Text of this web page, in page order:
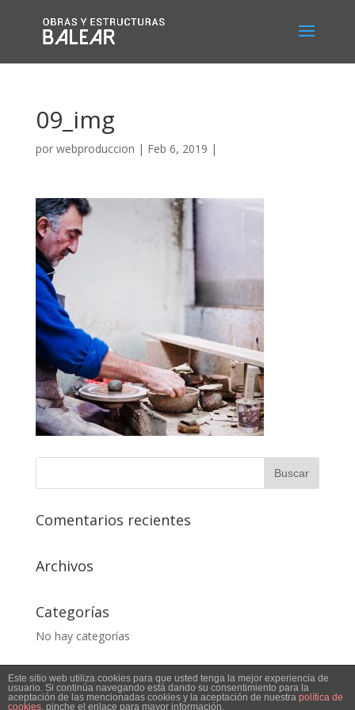
09_img
por webproduccion | Feb 6, 2019 |
Comentarios recientes
Archivos
Categorías
No hay categorías
Este sitio web utiliza cookies para que usted tenga la mejor experiencia de
usuario. Si continúa navegando está dando su consentimiento para la
aceptación de las mencionadas cookies y la aceptación de nuestra política de
cookies, pinche el enlace para mayor información.